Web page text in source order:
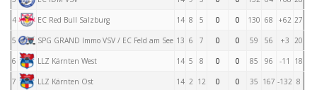
4 EC Red Bull Salzburg 14 8 5 0 0 130 68 +62 27
5 SPG GRAND Immo VSV / EC Feld am See 13 6 7 0 0 59 56 +3 20
6 LLZ Kärnten West 14 5 8 0 0 85 96 -11 18
7 LLZ Kärnten Ost 14 2 12 0 0 35 167 -132 8